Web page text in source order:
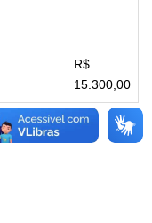
R$
15.300,00